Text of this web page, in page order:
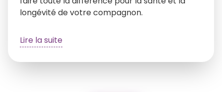
longévité de votre compagnon.
Lire la suite